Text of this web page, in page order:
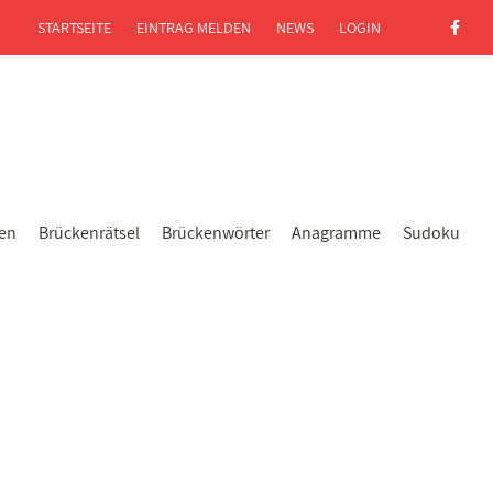
Brückenrätsel Brückenwörter Anagramme Sudoku
STARTSEITE EINTRAG MELDEN NEWS LOGIN